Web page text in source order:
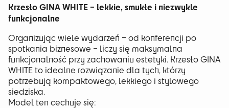
Krzesło GINA WHITE – lekkie, smukłe i niezwykle
funkcjonalne
Organizując wiele wydarzeń – od konferencji po
spotkania biznesowe – liczy się maksymalna
funkcjonalność przy zachowaniu estetyki. Krzesło GINA
WHITE to idealne rozwiązanie dla tych, którzy
potrzebują kompaktowego, lekkiego i stylowego
siedziska.
Model ten cechuje się: